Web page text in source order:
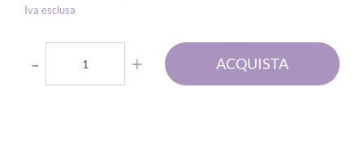
Iva esclusa
Quantità
ACQUISTA